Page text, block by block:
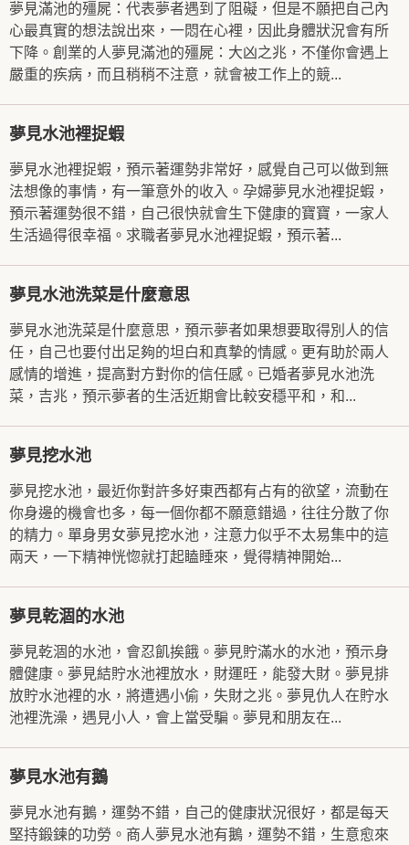
夢見滿池的殭屍：代表夢者遇到了阻礙，但是不願把自己內
心最真實的想法說出來，一悶在心裡，因此身體狀況會有所
下降。創業的人夢見滿池的殭屍：大凶之兆，不僅你會遇上
嚴重的疾病，而且稍稍不注意，就會被工作上的競...
夢見水池裡捉蝦
夢見水池裡捉蝦，預示著運勢非常好，感覺自己可以做到無
法想像的事情，有一筆意外的收入。孕婦夢見水池裡捉蝦，
預示著運勢很不錯，自己很快就會生下健康的寶寶，一家人
生活過得很幸福。求職者夢見水池裡捉蝦，預示著...
夢見水池洗菜是什麼意思
夢見水池洗菜是什麼意思，預示夢者如果想要取得別人的信
任，自己也要付出足夠的坦白和真摯的情感。更有助於兩人
感情的增進，提高對方對你的信任感。已婚者夢見水池洗
菜，吉兆，預示夢者的生活近期會比較安穩平和，和...
夢見挖水池
夢見挖水池，最近你對許多好東西都有占有的欲望，流動在
你身邊的機會也多，每一個你都不願意錯過，往往分散了你
的精力。單身男女夢見挖水池，注意力似乎不太易集中的這
兩天，一下精神恍惚就打起瞌睡來，覺得精神開始...
夢見乾涸的水池
夢見乾涸的水池，會忍飢挨餓。夢見貯滿水的水池，預示身
體健康。夢見結貯水池裡放水，財運旺，能發大財。夢見排
放貯水池裡的水，將遭遇小偷，失財之兆。夢見仇人在貯水
池裡洗澡，遇見小人，會上當受騙。夢見和朋友在...
夢見水池有鵝
夢見水池有鵝，運勢不錯，自己的健康狀況很好，都是每天
堅持鍛鍊的功勞。商人夢見水池有鵝，運勢不錯，生意愈來